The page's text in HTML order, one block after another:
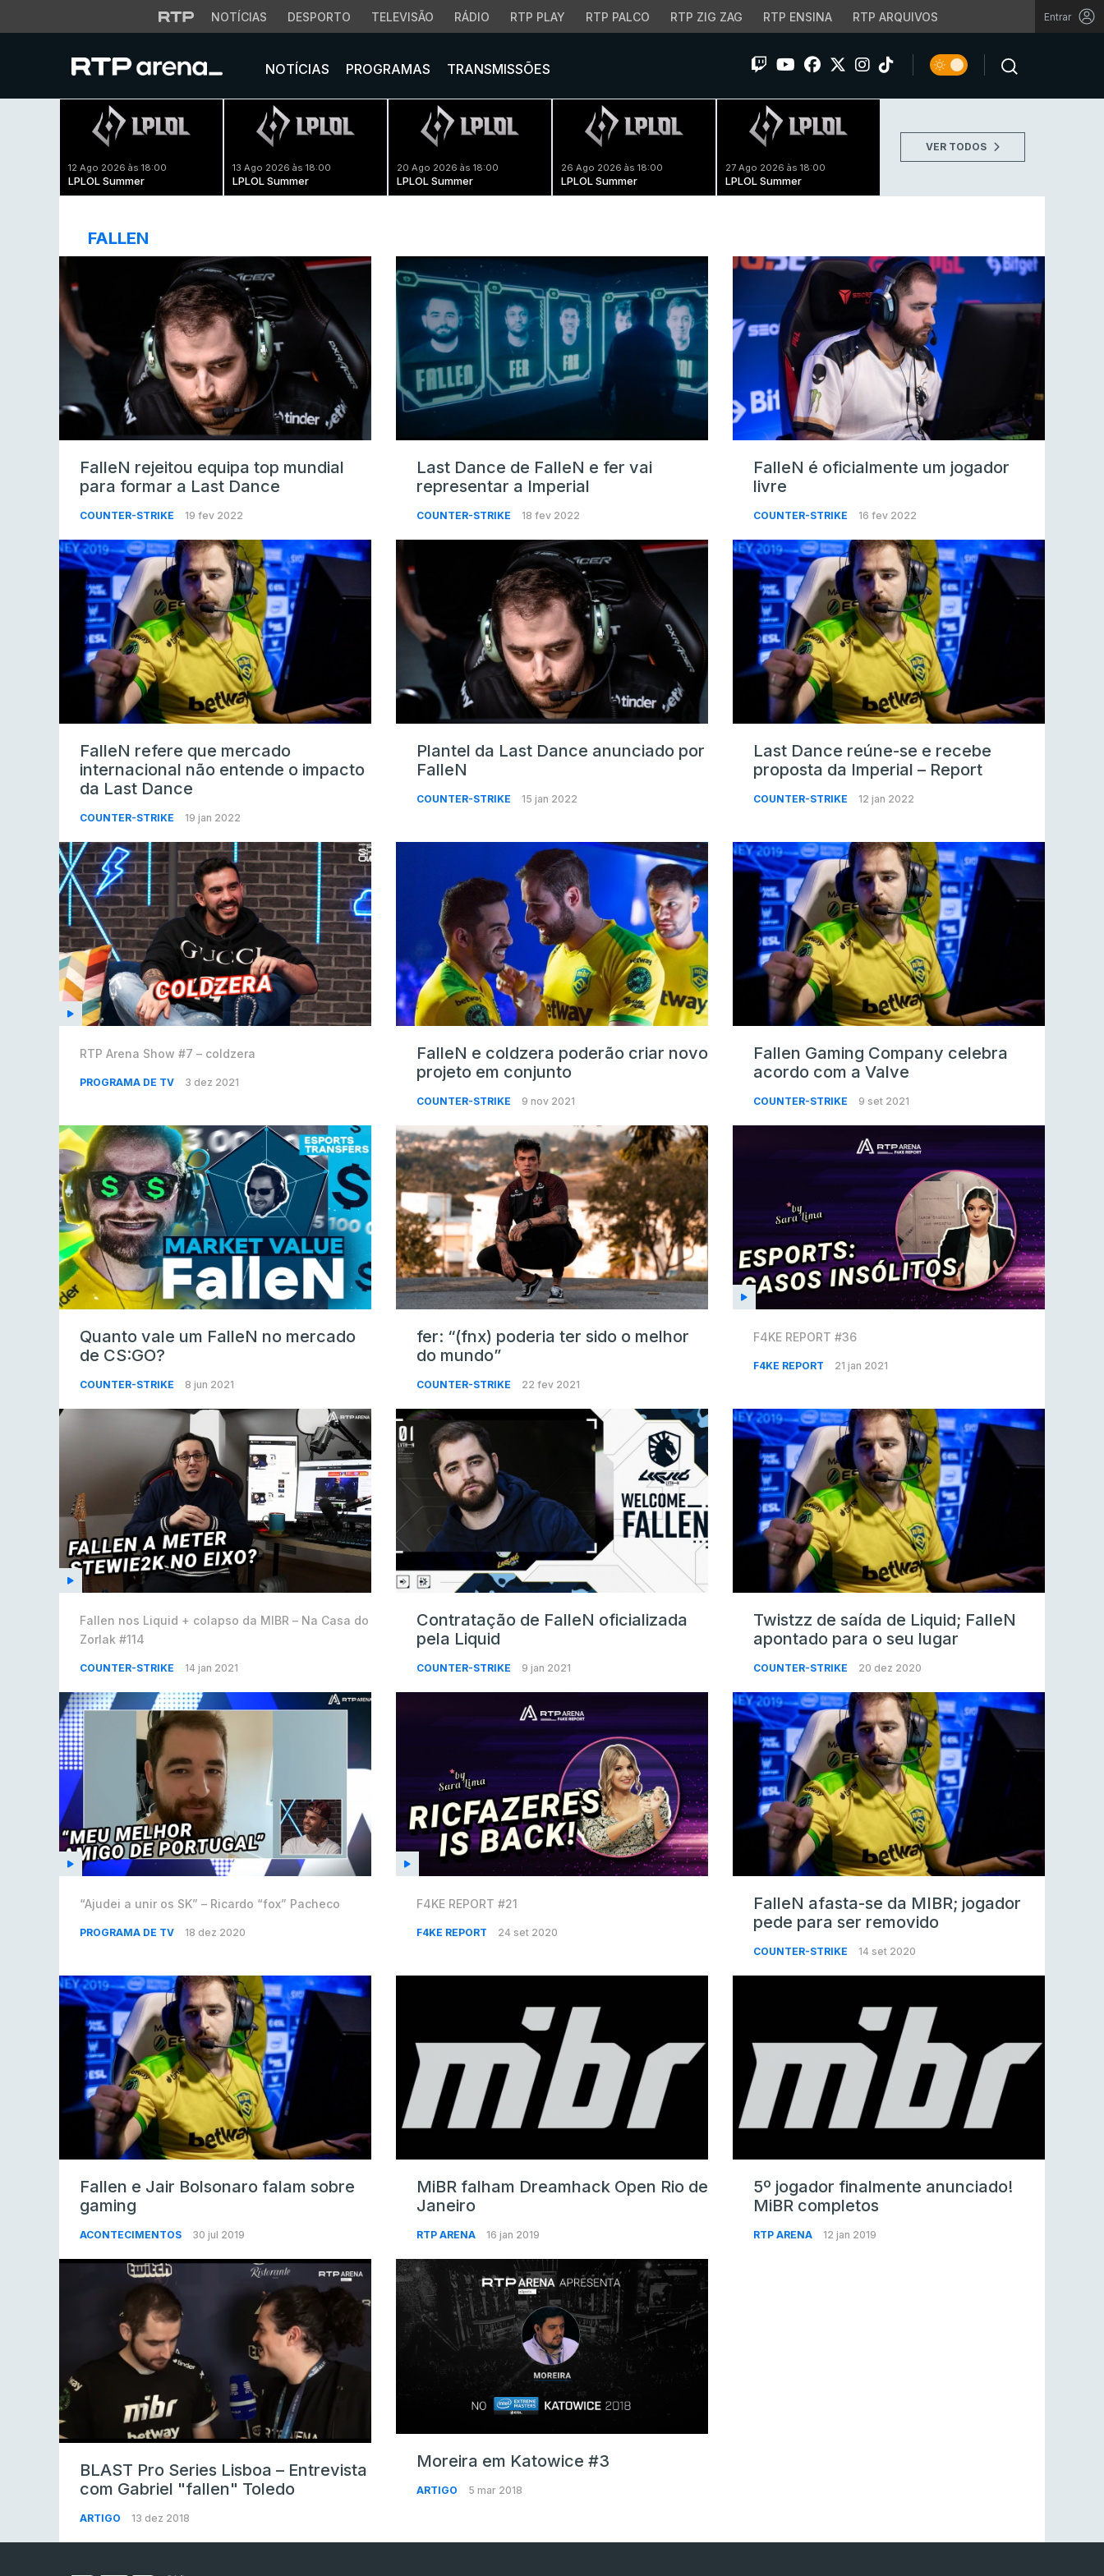
NOTÍCIAS DESPORTO TELEVISÃO RÁDIO RTP PLAY RTP PALCO RTP ZIG ZAG RTP ENSINA RTP ARQUIVOS Entrar
NOTÍCIAS PROGRAMAS TRANSMISSÕES
12 Ago 2026 às 18:00
LPLOL Summer
13 Ago 2026 às 18:00
LPLOL Summer
20 Ago 2026 às 18:00
LPLOL Summer
26 Ago 2026 às 18:00
LPLOL Summer
27 Ago 2026 às 18:00
LPLOL Summer
VER TODOS
FALLEN
FalleN rejeitou equipa top mundial
para formar a Last Dance
COUNTER-STRIKE 19 fev 2022
Last Dance de FalleN e fer vai
representar a Imperial
COUNTER-STRIKE 18 fev 2022
FalleN é oficialmente um jogador
livre
COUNTER-STRIKE 16 fev 2022
FalleN refere que mercado
internacional não entende o impacto
da Last Dance
COUNTER-STRIKE 19 jan 2022
Plantel da Last Dance anunciado por
FalleN
COUNTER-STRIKE 15 jan 2022
Last Dance reúne-se e recebe
proposta da Imperial – Report
COUNTER-STRIKE 12 jan 2022
RTP Arena Show #7 – coldzera
PROGRAMA DE TV 3 dez 2021
FalleN e coldzera poderão criar novo
projeto em conjunto
COUNTER-STRIKE 9 nov 2021
Fallen Gaming Company celebra
acordo com a Valve
COUNTER-STRIKE 9 set 2021
Quanto vale um FalleN no mercado
de CS:GO?
COUNTER-STRIKE 8 jun 2021
fer: “(fnx) poderia ter sido o melhor
do mundo”
COUNTER-STRIKE 22 fev 2021
F4KE REPORT #36
F4KE REPORT 21 jan 2021
Fallen nos Liquid + colapso da MIBR – Na Casa do
Zorlak #114
COUNTER-STRIKE 14 jan 2021
Contratação de FalleN oficializada
pela Liquid
COUNTER-STRIKE 9 jan 2021
Twistzz de saída de Liquid; FalleN
apontado para o seu lugar
COUNTER-STRIKE 20 dez 2020
“Ajudei a unir os SK” – Ricardo “fox” Pacheco
PROGRAMA DE TV 18 dez 2020
F4KE REPORT #21
F4KE REPORT 24 set 2020
FalleN afasta-se da MIBR; jogador
pede para ser removido
COUNTER-STRIKE 14 set 2020
Fallen e Jair Bolsonaro falam sobre
gaming
ACONTECIMENTOS 30 jul 2019
MiBR falham Dreamhack Open Rio de
Janeiro
RTP ARENA 16 jan 2019
5º jogador finalmente anunciado!
MiBR completos
RTP ARENA 12 jan 2019
BLAST Pro Series Lisboa – Entrevista
com Gabriel "fallen" Toledo
ARTIGO 13 dez 2018
Moreira em Katowice #3
ARTIGO 5 mar 2018